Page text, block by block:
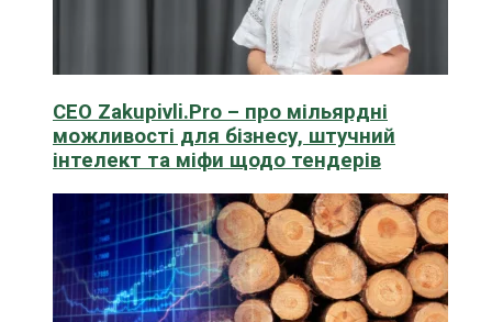
CEO Zakupivli.Pro – про мільярдні
можливості для бізнесу, штучний
інтелект та міфи щодо тендерів